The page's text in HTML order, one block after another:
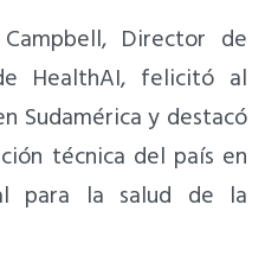
Director de
HealthAI, felicitó al
Sudamérica y destacó
técnica del país en
para la salud de la